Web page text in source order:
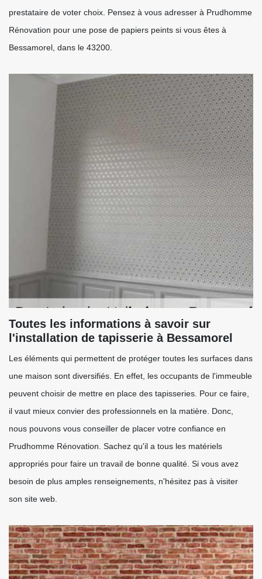
prestataire de voter choix. Pensez à vous adresser à Prudhomme
Rénovation pour une pose de papiers peints si vous êtes à
Bessamorel, dans le 43200.
Toutes les informations à savoir sur
l'installation de tapisserie à Bessamorel
Les éléments qui permettent de protéger toutes les surfaces dans
une maison sont diversifiés. En effet, les occupants de l'immeuble
peuvent choisir de mettre en place des tapisseries. Pour ce faire,
il vaut mieux convier des professionnels en la matière. Donc,
nous pouvons vous conseiller de placer votre confiance en
Prudhomme Rénovation. Sachez qu'il a tous les matériels
appropriés pour faire un travail de bonne qualité. Si vous avez
besoin de plus amples renseignements, n'hésitez pas à visiter
son site web.